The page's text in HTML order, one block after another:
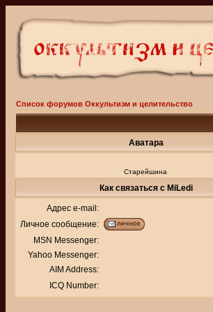
Список форумов Оккультизм и целительство
Аватара
Старейшина
Как связаться с MiLedi
Адрес e-mail:
Личное сообщение:
MSN Messenger:
Yahoo Messenger:
AIM Address:
ICQ Number: